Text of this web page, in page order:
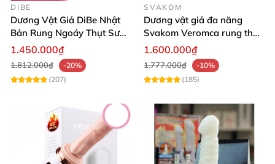
DIBE
Dương Vật Giả DiBe Nhật
Bản Rung Ngoáy Thụt Sưởi
Ấm Bú Mút Siêu Thật
1.450.000₫
1.812.000₫
-20%
(207)
SVAKOM
Dương vật giả đa năng
Svakom Veromca rung thụt
toả nhiệt nhánh phụ hút
1.600.000₫
1.777.000₫
-10%
(185)